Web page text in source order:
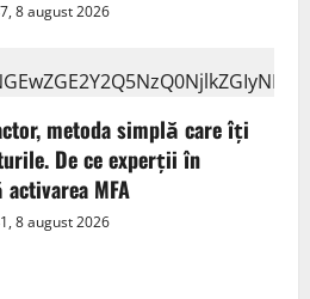
8 august 2026
metoda simplă care îți
De ce experții în
MFA
8 august 2026